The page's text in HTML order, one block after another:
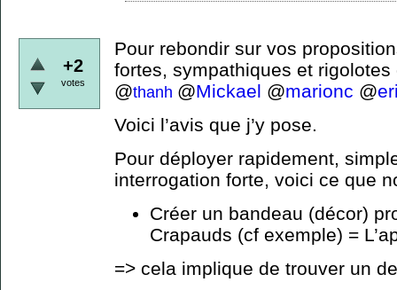
+2
votes
Pour rebondir sur vos
fortes, sympathiques et rigolotes
@thanh @Mickael @marionc @
Voici l’avis que j’y pose.
Pour déployer rapidement,
interrogation forte, voici ce que
Créer un bandeau (décor)
Crapauds (cf exemple) =
=> cela implique de trouver un